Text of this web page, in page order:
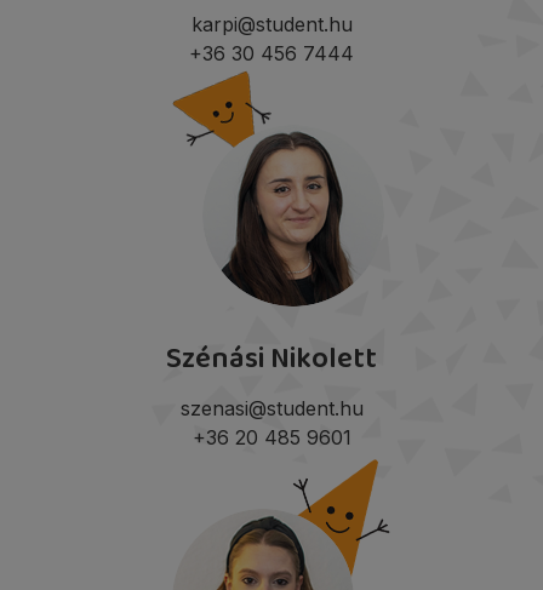
karpi@student.hu
+36 30 456 7444
Szénási Nikolett
szenasi@student.hu
+36 20 485 9601